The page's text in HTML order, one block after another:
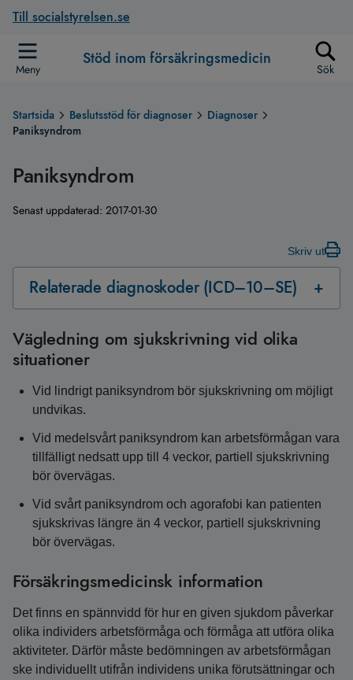
Till socialstyrelsen.se
Meny
Stöd inom försäkringsmedicin
Sök
Startsida Beslutsstöd för diagnoser
Diagnoser
Paniksyndrom
Paniksyndrom
Senast uppdaterad: 2017-01-30
Skriv ut
Relaterade diagnoskoder (ICD–10–SE)
Vägledning om sjukskrivning vid olika
situationer
Vid lindrigt paniksyndrom bör sjukskrivning om möjligt
undvikas.
Vid medelsvårt paniksyndrom kan arbetsförmågan vara
tillfälligt nedsatt upp till 4 veckor, partiell sjukskrivning
bör övervägas.
Vid svårt paniksyndrom och agorafobi kan patienten
sjukskrivas längre än 4 veckor, partiell sjukskrivning
bör övervägas.
Försäkringsmedicinsk information
Det finns en spännvidd för hur en given sjukdom påverkar
olika individers arbetsförmåga och förmåga att utföra olika
aktiviteter. Därför måste bedömningen av arbetsförmågan
ske individuellt utifrån individens unika förutsättningar och